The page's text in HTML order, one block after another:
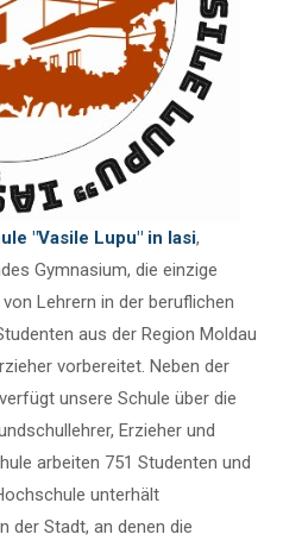
"Vasile Lupu" in Iasi,
Gymnasium, die einzige
Lehrern in der beruflichen
aus der Region Moldau
vorbereitet. Neben der
unsere Schule über die
Erzieher und
arbeiten 751 Studenten und
unterhält
der Stadt, an denen die